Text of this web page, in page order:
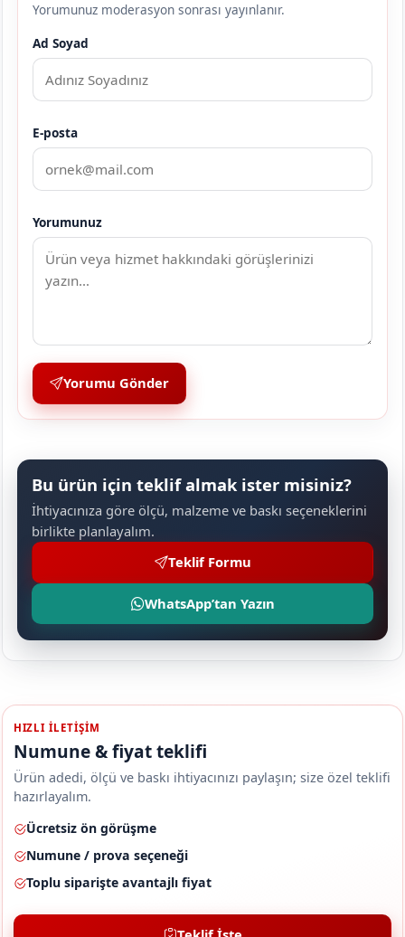
Yorumunuz moderasyon sonrası yayınlanır.
Ad Soyad
E-posta
Yorumunuz
Yorumu Gönder
Bu ürün için teklif almak ister misiniz?
İhtiyacınıza göre ölçü, malzeme ve baskı seçeneklerini
birlikte planlayalım.
Teklif Formu
WhatsApp’tan Yazın
HIZLI ILETIŞIM
Numune & fiyat teklifi
Ürün adedi, ölçü ve baskı ihtiyacınızı paylaşın; size özel teklifi
hazırlayalım.
Ücretsiz ön görüşme
Numune / prova seçeneği
Toplu siparişte avantajlı fiyat